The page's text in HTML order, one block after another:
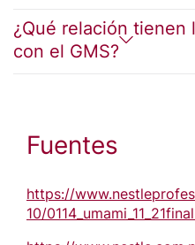
¿Qué relación tienen
con el GMS?
Fuentes
https://
10/